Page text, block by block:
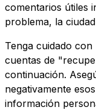
comentarios útiles
problema, la
Tenga cuidado
cuentas de
continuación.
negativamente
información